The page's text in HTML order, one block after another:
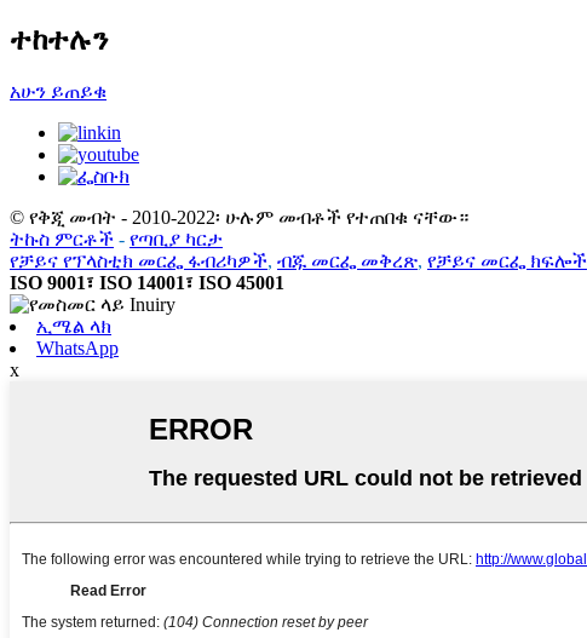
ተከተሉን
አሁን ይጠይቁ
© የቅጂ መብት - 2010-2022፡ ሁሉም መብቶች የተጠበቁ ናቸው።
ትኩስ ምርቶች - የጣቢያ ካርታ
የቻይና የፕላስቲክ መርፌ ፋብሪካዎች, ብጁ መርፌ መቅረጽ, የቻይና መርፌ ክፍሎች
ISO 9001፣ ISO 14001፣ ISO 45001
ኢሜል ላክ
WhatsApp
x